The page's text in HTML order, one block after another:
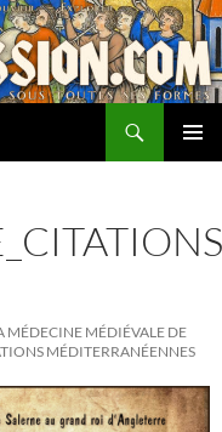
MÉDECINE MÉDIÉVALE DE
MÉDITERRANÉENNES